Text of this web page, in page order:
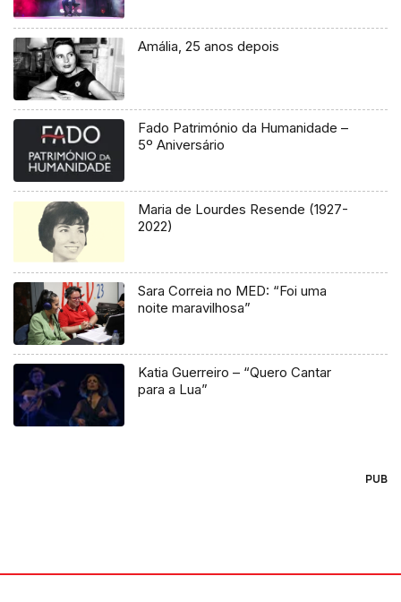
Amália, 25 anos depois
Fado Património da Humanidade –
5º Aniversário
Maria de Lourdes Resende (1927-
2022)
Sara Correia no MED: “Foi uma
noite maravilhosa”
Katia Guerreiro – “Quero Cantar
para a Lua”
PUB